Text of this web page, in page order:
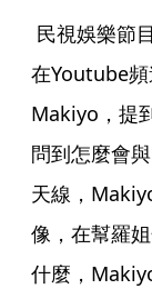
在Youtube
Makiyo，提
問到怎麼會
天線，
像，在幫羅
什麼，